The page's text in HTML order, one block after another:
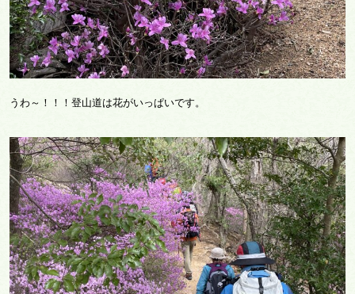
うわ～！！！登山道は花がいっぱいです。